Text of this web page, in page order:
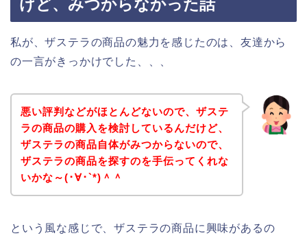
けど、みつからなかった話
私が、ザステラの商品の魅力を感じたのは、友達から
の一言がきっかけでした、、、
悪い評判などがほとんどないので、ザステ
ラの商品の購入を検討しているんだけど、
ザステラの商品自体がみつからないので、
ザステラの商品を探すのを手伝ってくれな
いかな～(･∀･`*)＾＾
という風な感じで、ザステラの商品に興味があるの